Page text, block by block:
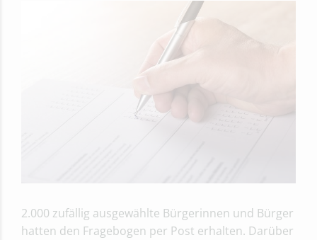
2.000 zufällig ausgewählte Bürgerinnen und Bürger
hatten den Fragebogen per Post erhalten. Darüber